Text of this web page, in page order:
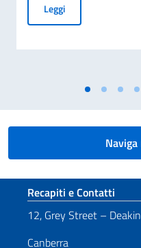
LeggiGiornata
Sezione
Recapiti e Contatti
12, Grey Street –
Canberra